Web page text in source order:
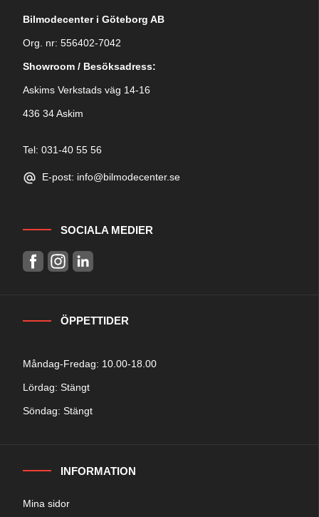
Bilmodecenter i Göteborg AB
Org. nr: 556402-7042
Showroom / Besöksadress:
Askims Verkstads väg 14-16
436 34 Askim
Tel: 031-40 55 56
E-post: info@bilmodecenter.se
SOCIALA MEDIER
ÖPPETTIDER
Måndag-Fredag: 10.00-18.00
Lördag: Stängt
Söndag: Stängt
INFORMATION
Mina sidor